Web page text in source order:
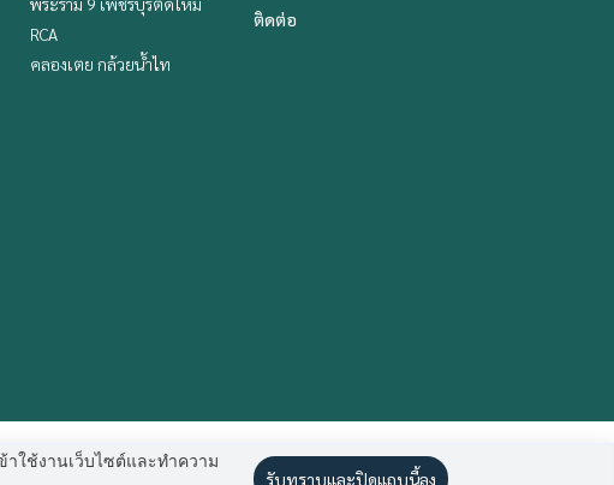
RCA
คลองเตย กล้วยน้ำไท
ติดต่อ
าใช้งานเว็บไซต์และทำความ
รับทราบและปิดแถบนี้ลง